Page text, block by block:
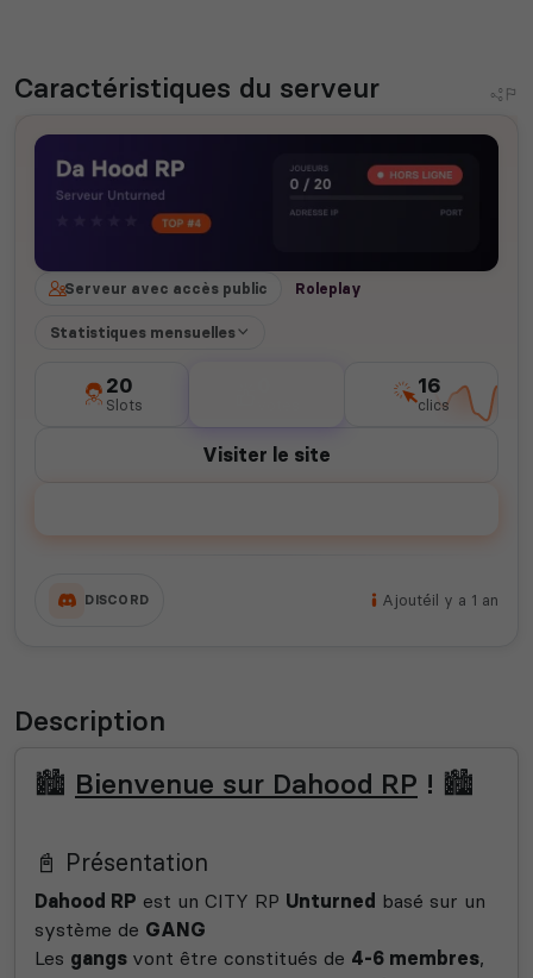
Caractéristiques du serveur
Serveur avec accès public Roleplay
Statistiques mensuelles
20
Slots
16
clics
Visiter le site
DISCORD Ajoutéil y a 1 an
Description
🏙️ Bienvenue sur Dahood RP ! 🏙️
📓 Présentation
Dahood RP est un CITY RP Unturned basé sur un
système de GANG
Les gangs vont être constitués de 4-6 membres,